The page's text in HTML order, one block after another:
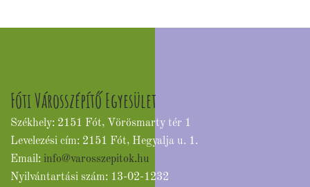
Fóti Városszépítő Egyesület
Székhely: 2151 Fót, Vörösmarty tér 1
Levelezési cím: 2151 Fót, Hegyalja u. 1.
Email: info@varosszepitok.hu
Nyilvántartási szám: 13-02-1232